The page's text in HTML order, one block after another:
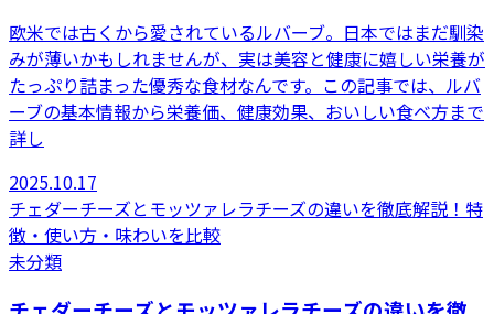
欧米では古くから愛されているルバーブ。日本ではまだ馴染
みが薄いかもしれませんが、実は美容と健康に嬉しい栄養が
たっぷり詰まった優秀な食材なんです。この記事では、ルバ
ーブの基本情報から栄養価、健康効果、おいしい食べ方まで
詳し
2025.10.17
チェダーチーズとモッツァレラチーズの違いを徹底解説！特
徴・使い方・味わいを比較
未分類